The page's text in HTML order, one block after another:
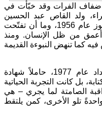
ضفاف الفرات وقد خبّأت في
ولد القاص عبد الحسين
رشيد صالح خطاب العبيدي في 8 تموز عام 1956، وما أن تفتّحت
من ظل الإنسان. ومنذ
كما تنهض النبوءة القديمة
تخرّج من كلية الآداب – جامعة بغداد عام 1977، حاملاً شهادة
بل كانت التجربة الحياتية
الصامتة لما يجري – هي
تلو الأخرى، كمن يلتقط